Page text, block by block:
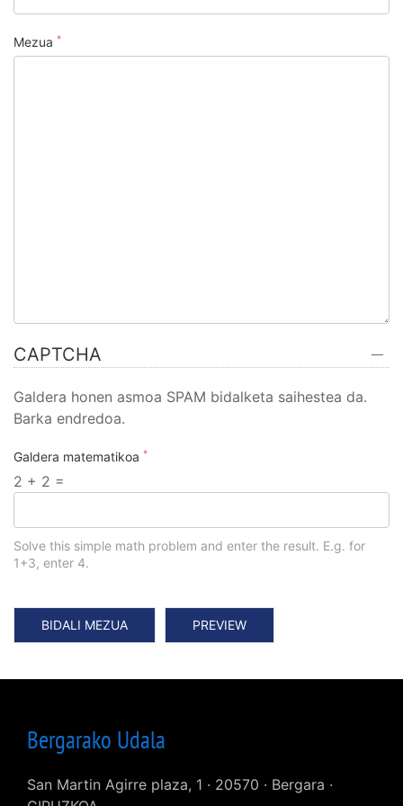
Mezua *
CAPTCHA
Galdera honen asmoa SPAM bidalketa saihestea da.
Barka endredoa.
Galdera matematikoa *
2 + 2 =
Solve this simple math problem and enter the result. E.g. for
1+3, enter 4.
Bergarako Udala
San Martin Agirre plaza, 1 · 20570 · Bergara ·